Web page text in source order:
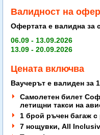
Валидност на
Офертата е валидна за
06.09 - 13.09.2026
13.09 - 20.09.2026
Цената включва
Ваучерът е валиден за
Самолетен билет
летищни такси на
1 брой ръчен багаж
7 нощувки, All